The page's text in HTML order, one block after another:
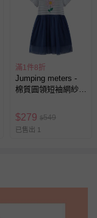
滿1件8折
Jumping meters -
棉質圓領短袖網紗洋
紋
$279 $549
已售出 1